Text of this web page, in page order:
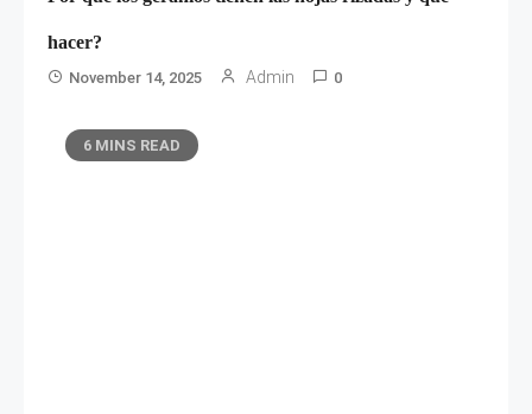
hacer?
November 14, 2025 Admin 0
6 MINS READ